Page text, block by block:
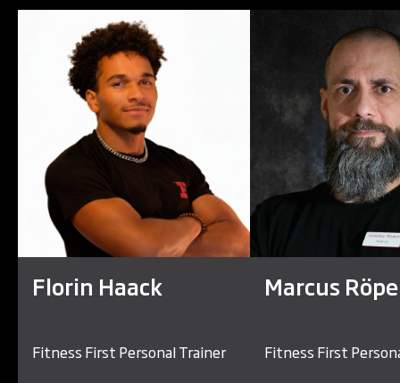
Florin Haack
Fitness First Personal Trainer
Marcus
Fitness First